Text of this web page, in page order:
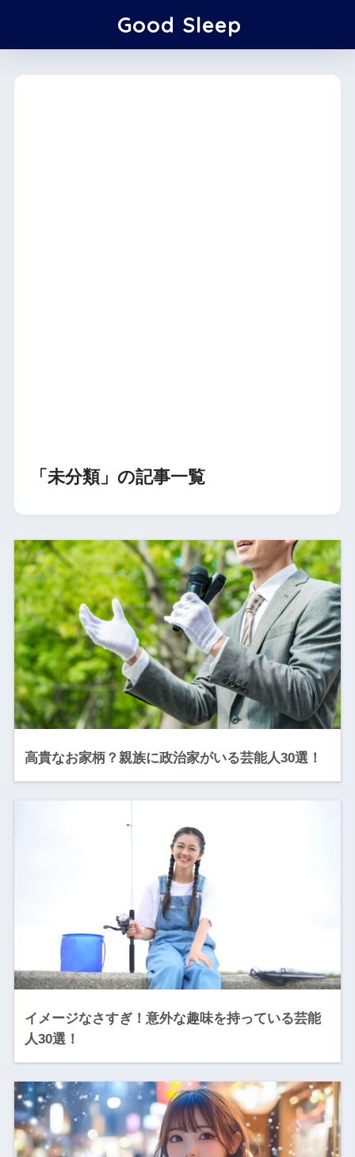
Good Sleep
「未分類」の記事一覧
高貴なお家柄？親族に政治家がいる芸能人30選！
イメージなさすぎ！意外な趣味を持っている芸能
人30選！